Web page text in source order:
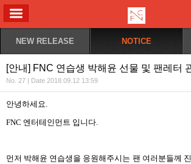
NEW RELEASE NOTICE
[안내] FNC 연습생 박해윤 선물 및 팬레터
No. 27 | Date 2018.09.12 13:59
안녕하세요.
FNC 엔터테인먼트 입니다
먼저 박해윤 연습생을 응원해주시는 팬 여러분들께